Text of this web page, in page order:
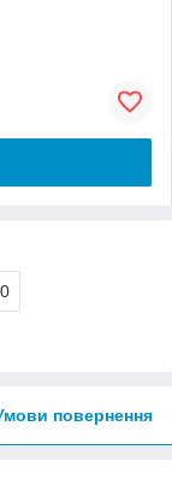
повернення